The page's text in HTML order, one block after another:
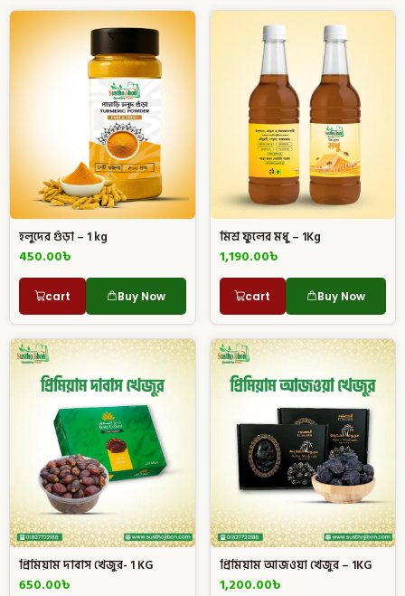
হলুদের গুঁড়া – 1 kg
450.00৳
cart Buy Now
মিশ্র ফুলের মধু – 1Kg
1,190.00৳
cart Buy Now
প্রিমিয়াম দাবাস খেজুর- 1 KG
650.00৳
প্রিমিয়াম আজওয়া খেজুর – 1KG
1,200.00৳